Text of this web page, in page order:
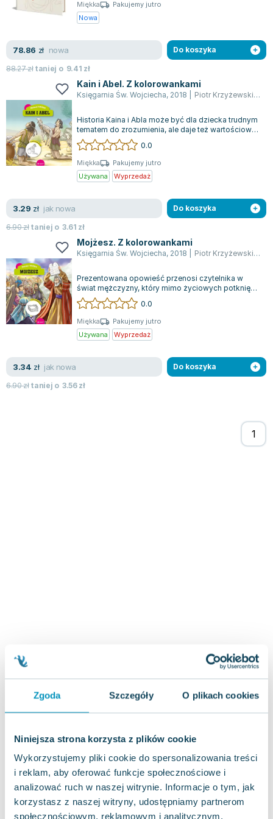
Zgoda Szczegóły O plikach cookies
Niniejsza strona korzysta z plików cookie
Wykorzystujemy pliki cookie do spersonalizowania treści
i reklam, aby oferować funkcje społecznościowe i
analizować ruch w naszej witrynie. Informacje o tym, jak
korzystasz z naszej witryny, udostępniamy partnerom
społecznościowym, reklamowym i analitycznym.
Książki o naukach politycznych dla studentów
Książki do nauk społecznych dla studentów
Książki do nauk ścisłych dla studentów
Prawo - książki dla studentów
Technologia żywności - książki
Zarządzanie i marketing - książki
Nauka języków obcych - książki
Podręczniki dla nauczycieli - metodyka
Repetytoria, testy i materiały pomocnicze
Bolesław Prus
Wanda Chotomska
Józef Ignacy Kraszewski
Clive Staples Lewis
Martyna Wojciechowska
Melissa De la Cruz
Blanka Lipińska
Jaś Kapela
Agatha Christie
Witold Gadowski
Marcin Kowalczyk
Piotr Zychowicz
Joanna Jabłczyńska
Piotr Kościelny
Jan Piński
Zygmunt Freud
Agata Passent
Michel Moran
Katarzyna Miller
Antoine de Saint Exupery
Joanna Racewicz
Maria Seweryn
Janina Zającówna
Eric Helms
Nela Mała Reporterka
Agnieszka Maciąg
Barbara Wrzesińska
Terry Pratchett
Virginia Woolf
Miękka
Pakujemy jutro
Nowa
78.86 zł nowa
88.27złtaniej o 9.41 zł
Do koszyka
Kain i Abel. Z kolorowankami
Księgarnia Św. Wojciecha, 2018 Piotr Krzyżewski
,
Historia Kaina i Abla może być dla dziecka trudnym
tematem do zrozumienia, ale daje też wartościową
możliwość, by porozmawiać o em...
0.0
Miękka
Pakujemy jutro
Używana
Wyprzedaż
3.29 zł jak nowa
6.90złtaniej o3.61 zł
Do koszyka
Mojżesz. Z kolorowankami
Księgarnia Św. Wojciecha, 2018 Piotr Krzyżewski
,
Prezentowana opowieść przenosi czytelnika w
świat mężczyzny, który mimo życiowych potknięć i
słabości, osiągnął pozycję przywódcy...
0.0
Miękka
Pakujemy jutro
Używana
Wyprzedaż
3.34 zł jak nowa
6.90złtaniej o3.56zł
Do koszyka